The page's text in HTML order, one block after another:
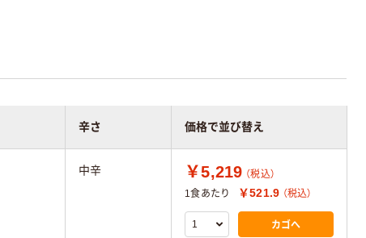
辛さ 価格で並び替え
中辛 ￥5,219 （税込）
1食あたり
￥521.9 （税込）
カゴへ